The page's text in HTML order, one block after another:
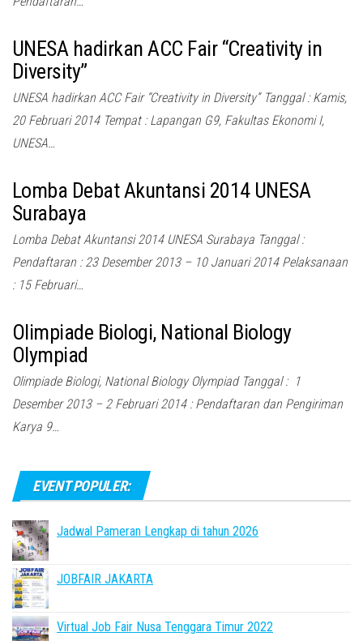
UNESA hadirkan ACC Fair “Creativity in
Diversity”
UNESA hadirkan ACC Fair “Creativity in Diversity” Tanggal : Kamis,
20 Februari 2014 Tempat : Lapangan G9, Fakultas Ekonomi I,
UNESA…
Lomba Debat Akuntansi 2014 UNESA
Surabaya
Lomba Debat Akuntansi 2014 UNESA Surabaya Tanggal :
Pendaftaran : 23 Desember 2013 – 10 Januari 2014 Pelaksanaan
: 15 Februari…
Olimpiade Biologi, National Biology
Olympiad
Olimpiade Biologi, National Biology Olympiad Tanggal : 1
Desember 2013 – 2 Februari 2014 : Pendaftaran dan Pengiriman
Karya 9…
EVENT POPULER:
Jadwal Pameran Lengkap di tahun 2026
JOBFAIR JAKARTA
Virtual Job Fair Nusa Tenggara Timur 2022